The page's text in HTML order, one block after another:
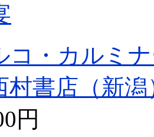
コ・カルミ
村書店（新潟
円